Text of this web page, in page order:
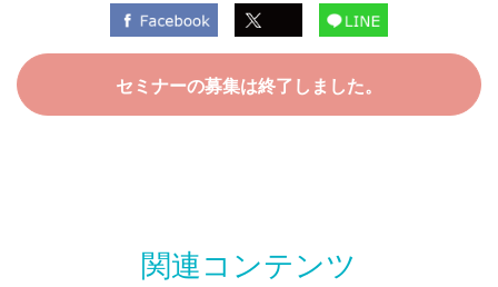
セミナーの募集は終了しました。